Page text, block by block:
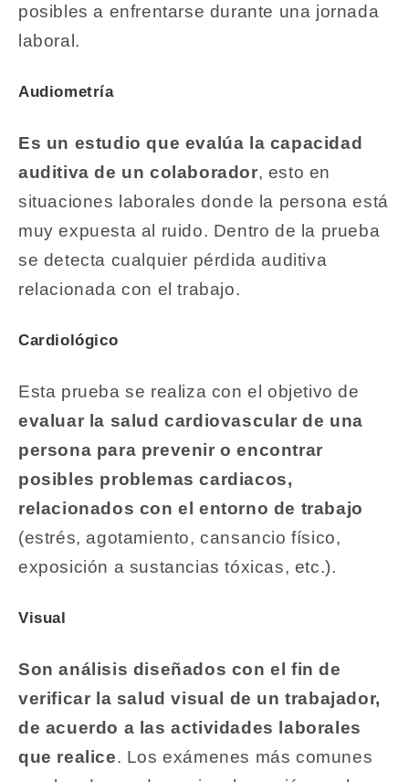
posibles a enfrentarse durante una jornada
laboral.
Audiometría
Es un estudio que evalúa la capacidad
auditiva de un colaborador, esto en
situaciones laborales donde la persona está
muy expuesta al ruido. Dentro de la prueba
se detecta cualquier pérdida auditiva
relacionada con el trabajo.
Cardiológico
Esta prueba se realiza con el objetivo de
evaluar la salud cardiovascular de una
persona para prevenir o encontrar
posibles problemas cardiacos,
relacionados con el entorno de trabajo
(estrés, agotamiento, cansancio físico,
exposición a sustancias tóxicas, etc.).
Visual
Son análisis diseñados con el fin de
verificar la salud visual de un trabajador,
de acuerdo a las actividades laborales
que realice. Los exámenes más comunes